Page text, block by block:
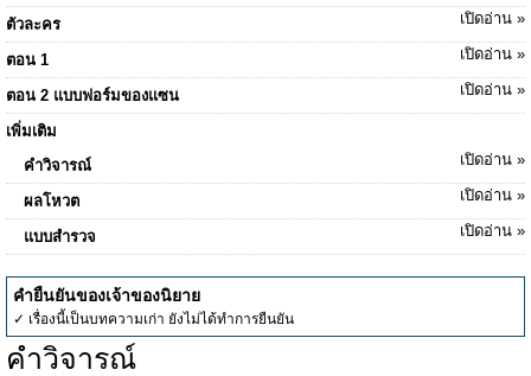
ตัวละคร
เปิดอ่าน »
ตอน 1 เปิดอ่าน »
ตอน 2 แบบฟอร์มของแซน เปิดอ่าน »
เพิ่มเติม
คำวิจารณ์
เปิดอ่าน »
ผลโหวต เปิดอ่าน »
แบบสำรวจ เปิดอ่าน »
คำยืนยันของเจ้าของนิยาย
✓ เรื่องนี้เป็นบทความเก่า ยังไม่ได้ทำการยืนยัน
คำวิจารณ์